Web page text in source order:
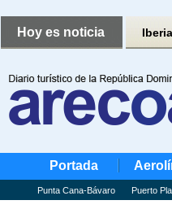
Hoy es noticia Iberia
Portada
Punta Cana-Bávaro Puerto